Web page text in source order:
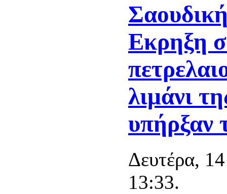
Eκρηξη
λιμάνι
υπήρξαν
Δευτέρα,
13:33.